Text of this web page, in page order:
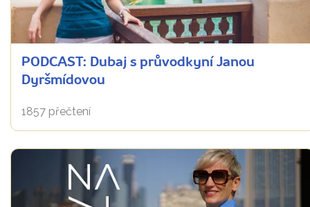
PODCAST: Dubaj s průvodkyní Janou
Dyršmídovou
1857 přečtení